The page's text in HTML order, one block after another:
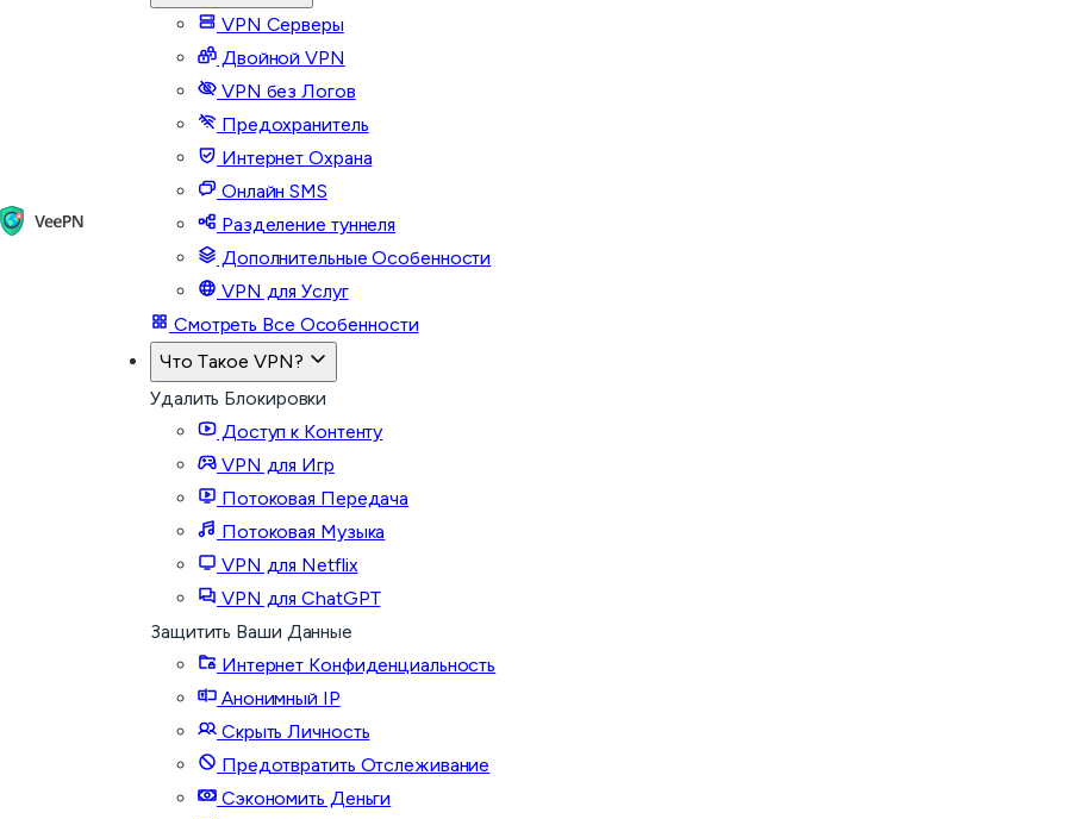
VPN Серверы
Двойной VPN
VPN без Логов
Предохранитель
Интернет Охрана
Онлайн SMS
Разделение туннеля
Дополнительные Особенности
VPN для Услуг
Смотреть Все Особенности
Что Такое VPN?
Удалить Блокировки
Доступ к Контенту
VPN для Игр
Потоковая Передача
Потоковая Музыка
VPN для Netflix
VPN для ChatGPT
Защитить Ваши Данные
Интернет Конфиденциальность
Анонимный IP
Скрыть Личность
Предотвратить Отслеживание
Сэкономить Деньги